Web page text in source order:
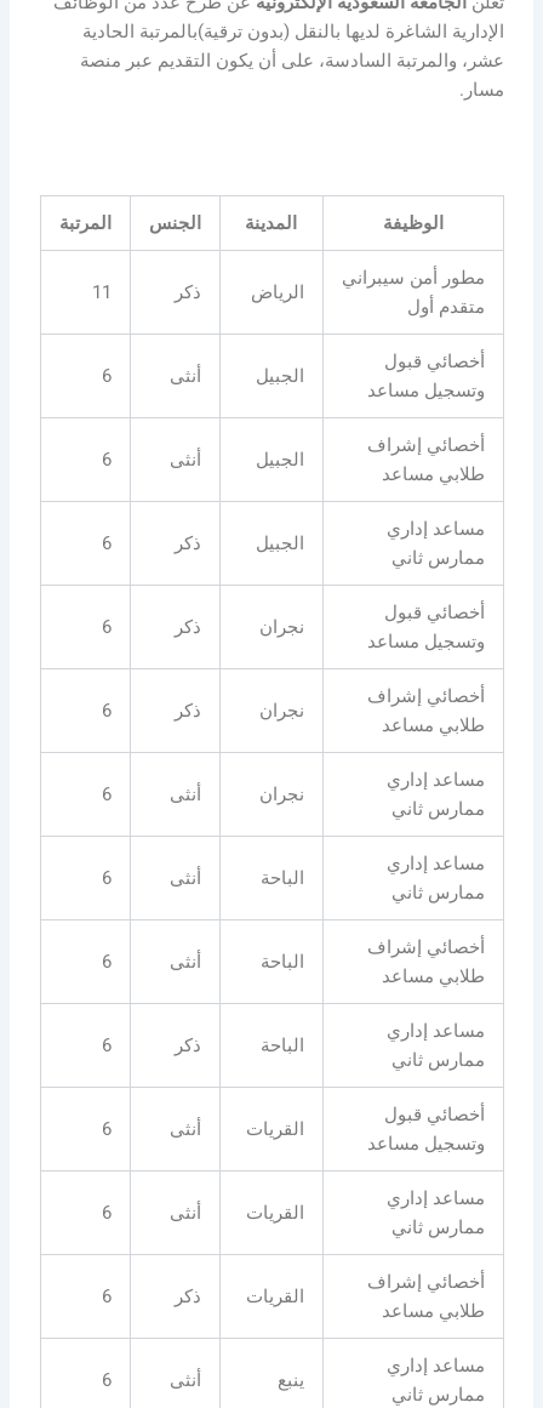
الإدارية الشاغرة لديها بالنقل (بدون ترقية)بالمرتبة الحادية
عشر، والمرتبة السادسة، على أن يكون التقديم عبر منصة
مسار.
الوظيفة المدينة الجنس المرتبة
مطور أمن سيبراني
متقدم أول
الرياض ذكر 11
أخصائي قبول
وتسجيل مساعد
الجبيل أنثى 6
أخصائي إشراف
طلابي مساعد
الجبيل أنثى 6
مساعد إداري
ممارس ثاني
الجبيل ذكر 6
أخصائي قبول
وتسجيل مساعد
نجران ذكر 6
أخصائي إشراف
طلابي مساعد
نجران ذكر 6
مساعد إداري
ممارس ثاني
نجران أنثى 6
مساعد إداري
ممارس ثاني
الباحة أنثى 6
أخصائي إشراف
طلابي مساعد
الباحة أنثى 6
مساعد إداري
ممارس ثاني
الباحة ذكر 6
أخصائي قبول
وتسجيل مساعد
القريات أنثى 6
مساعد إداري
ممارس ثاني
القريات أنثى 6
أخصائي إشراف
طلابي مساعد
القريات ذكر 6
مساعد إداري
ممارس ثاني
ينبع أنثى 6